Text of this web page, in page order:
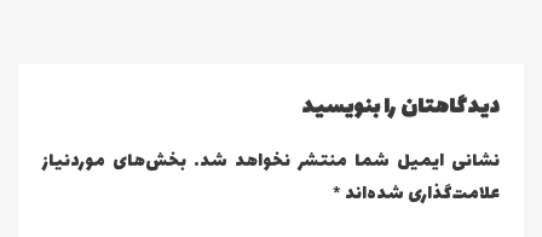
دیدگاهتان را بنویسید
نشانی ایمیل شما منتشر نخواهد شد. بخش‌های موردنیاز
علامت‌گذاری شده‌اند*